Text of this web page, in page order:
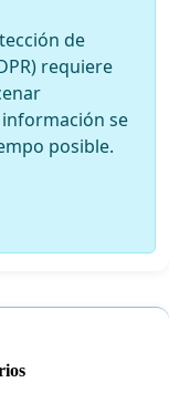
de
requiere
se
posible.